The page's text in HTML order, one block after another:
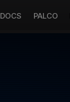
DOCS PALCO